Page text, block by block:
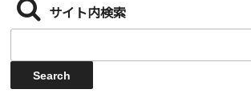
サイト内検索